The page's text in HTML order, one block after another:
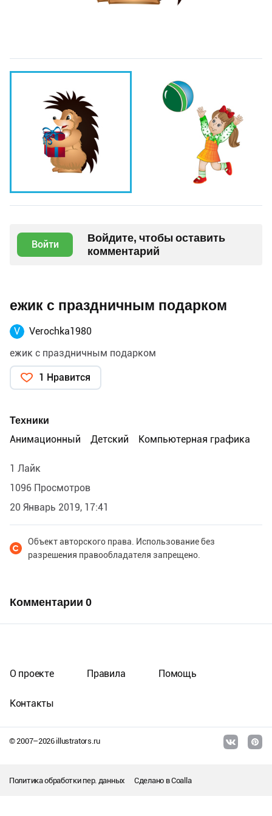
Войти
Войдите, чтобы оставить
комментарий
ежик с праздничным подарком
V
Verochka1980
ежик с праздничным подарком
1 Нравится
Техники
Анимационный
Детский Компьютерная графика
1 Лайк
1096 Просмотров
20 Январь 2019, 17:41
Объект авторского права. Использование без
разрешения правообладателя запрещено.
Комментарии 0
© 2007–2026illustrators.ru
О проекте Правила Помощь
Контакты
Политика обработки пер. данных Сделано вCoalla